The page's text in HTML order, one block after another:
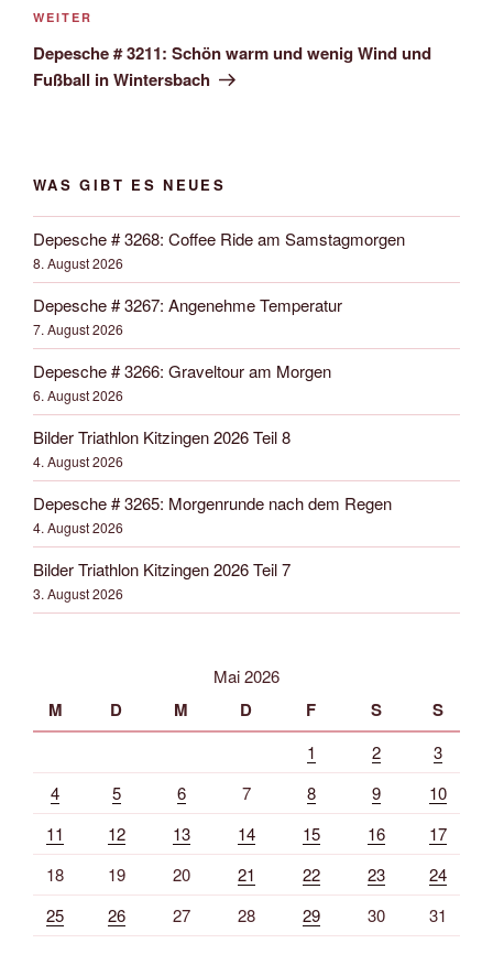
Nächster
Beitrag
WEITER
Depesche # 3211: Schön warm und wenig Wind und
Fußball in Wintersbach
WAS GIBT ES NEUES
Depesche # 3268: Coffee Ride am Samstagmorgen
8. August 2026
Depesche # 3267: Angenehme Temperatur
7. August 2026
Depesche # 3266: Graveltour am Morgen
6. August 2026
Bilder Triathlon Kitzingen 2026 Teil 8
4. August 2026
Depesche # 3265: Morgenrunde nach dem Regen
4. August 2026
Bilder Triathlon Kitzingen 2026 Teil 7
3. August 2026
Mai 2026
M D M D F S S
1 2
3
4
5 6 7 8 9
10
11
12 13 14 15 16
17
18
19 20 21 22 23
24
25
26 27 28 29 30 31